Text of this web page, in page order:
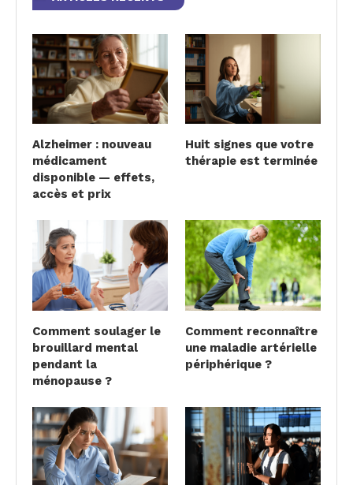
Alzheimer : nouveau
médicament
disponible — effets,
accès et prix
Huit signes que votre
thérapie est terminée
Comment soulager le
brouillard mental
pendant la
ménopause ?
Comment reconnaître
une maladie artérielle
périphérique ?